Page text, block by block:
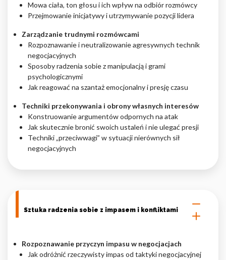
Mowa ciała, ton głosu i ich wpływ na odbiór rozmówcy
Przejmowanie inicjatywy i utrzymywanie pozycji lidera
Zarządzanie trudnymi rozmówcami
Rozpoznawanie i neutralizowanie agresywnych technik
negocjacyjnych
Sposoby radzenia sobie z manipulacją i grami
psychologicznymi
Jak reagować na szantaż emocjonalny i presję czasu
Techniki przekonywania i obrony własnych interesów
Konstruowanie argumentów odpornych na atak
Jak skutecznie bronić swoich ustaleń i nie ulegać presji
Techniki „przeciwwagi” w sytuacji nierównych sił
negocjacyjnych
Sztuka radzenia sobie z impasem i konfliktami
Rozpoznawanie przyczyn impasu w negocjacjach
Jak odróżnić rzeczywisty impas od taktyki negocjacyjnej